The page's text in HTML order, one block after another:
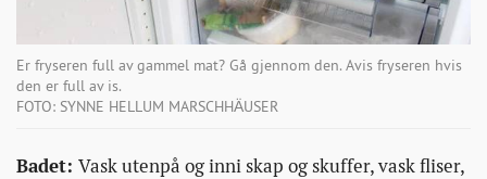
Er fryseren full av gammel mat? Gå gjennom den. Avis fryseren hvis
den er full av is.
FOTO: SYNNE HELLUM MARSCHHÄUSER
Badet: Vask utenpå og inni skap og skuffer, vask fliser,